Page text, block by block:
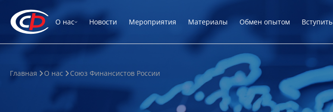
О нас Новости Мероприятия Материалы Обмен опытом Вступить
Главная О нас Союз Финансистов России